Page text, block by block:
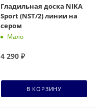
Гладильная доска NIKA
Sport (NST/2) линии на
сером
Мало
4 290 ₽
В КОРЗИНУ